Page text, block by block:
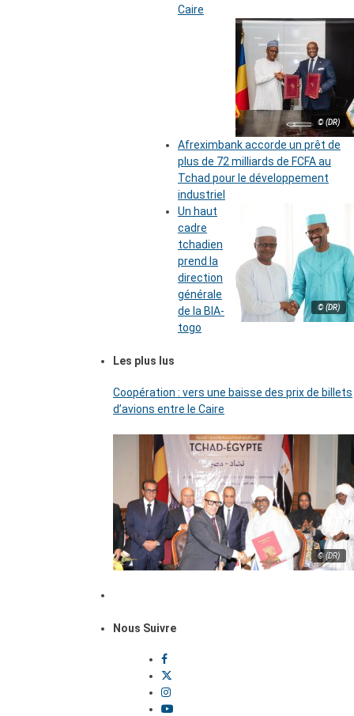
Caire
© (DR)
Afreximbank accorde un prêt de
plus de 72 milliards de FCFA au
Tchad pour le développement
industriel
© (DR)
Un haut
cadre
tchadien
prend la
direction
générale
de la BIA-
togo
Les plus lus
Coopération : vers une baisse des prix de billets
d’avions entre le Caire
© (DR)
Nous Suivre